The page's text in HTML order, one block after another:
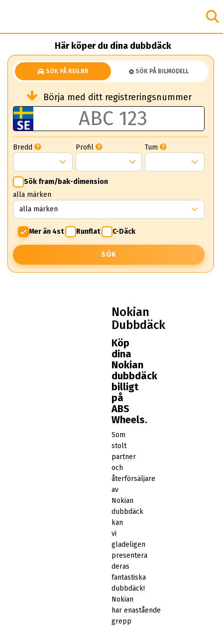
Här köper du dina dubbdäck
SÖK PÅ REG.NR SÖK PÅ BILMODELL
Börja med ditt registreringsnummer
Bredd Profil Tum
Sök fram/bak-dimension
alla märken
Mer än 4st Runflat C-Däck
SÖK
Nokian
Dubbdäck
Köp
dina
Nokian
dubbdäck
billigt
på
ABS
Wheels.
Som
stolt
partner
och
återförsäljare
av
Nokian
dubbdäck
kan
vi
gladeligen
presentera
deras
fantastiska
dubbdäck!
Nokian
har enastående
grepp